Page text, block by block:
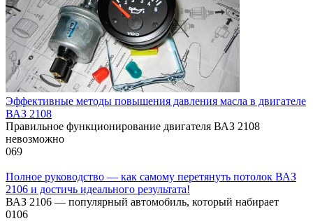
Эффективные методы повышения давления масла в двигателе
ВАЗ 2108
Правильное функционирование двигателя ВАЗ 2108
невозможно
069
Полное руководство — как самому перетянуть потолок ВАЗ
2106 и достичь идеального результата!
ВАЗ 2106 — популярный автомобиль, который набирает
0106